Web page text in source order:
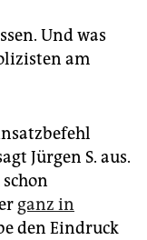
Und was
am
Jürgen S. aus.
ganz in
den Eindruck